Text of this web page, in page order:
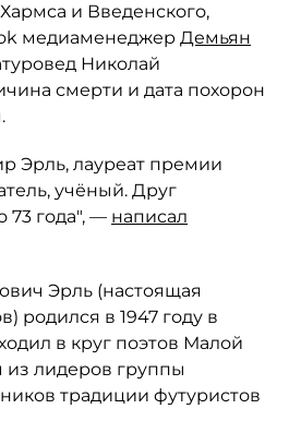
Хармса и Введенского,
медиаменеджер Демьян
Николай
смерти и дата похорон
Эрль, лауреат премии
учёный. Друг
73 года", — написал
Эрль (настоящая
родился в 1947 году в
в круг поэтов Малой
лидеров группы
традиции футуристов